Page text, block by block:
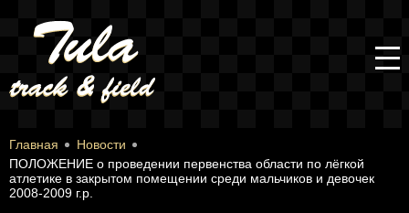
Главная
Новости
ПОЛОЖЕНИЕ о проведении первенства области по лёгкой
атлетике в закрытом помещении среди мальчиков и девочек
2008-2009 г.р.